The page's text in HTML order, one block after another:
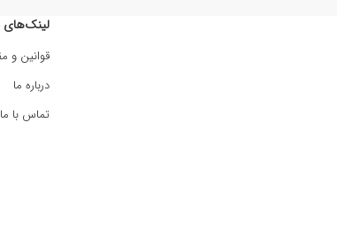
لینک‌های
قوانین و
درباره ما
تماس با ما